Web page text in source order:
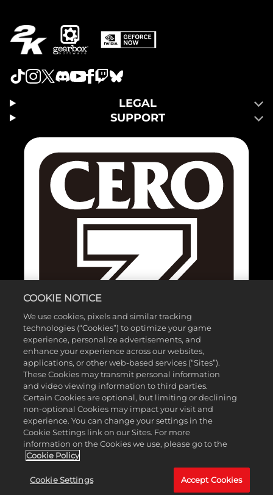
LEGAL
SUPPORT
©2025 Gearbox Software. Published by 2K Games. Developed by
Gearbox. Gearbox, Borderlands, and related logos are all trademarks
of Gearbox Software, LLC. 2K and the 2K logo are trademarks of
Take-Two Interactive Software, Inc. All other marks and trademarks
COOKIE NOTICE
We use cookies, pixels and similar tracking
technologies (“Cookies”) to optimize your game
experience, personalize advertisements, and
enhance your experience across our websites,
applications, or other web-based services (“Sites”).
These Cookies may transmit personal information
and video viewing information to third parties.
Certain Cookies are optional, but limiting or declining
non-optional Cookies may impact your visit and
experience. You can change your settings in the
Cookie Settings link on our Sites. For more
information on the Cookies we use, please go to the
Cookie Policy
Cookie Settings Accept Cookies